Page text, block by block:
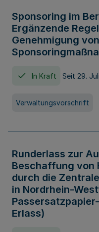
Sponsoring im
Ergänzende
Genehmigung von
In Kraft Seit 29.
Verwaltungsvorschrift
Runderlass zur
Beschaffung von
durch die
in Nordrhein-
Erlass)